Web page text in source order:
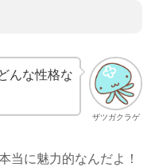
ザツガクラゲ
んな性格な
当に魅力的なんだよ！